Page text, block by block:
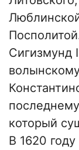
Сигизмунд
который
В 1620